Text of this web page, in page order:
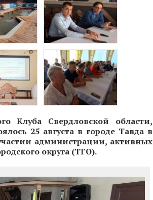
Клуба Свердловской области,
25 августа в городе Тавда в
администрации, активных
округа (ТГО).